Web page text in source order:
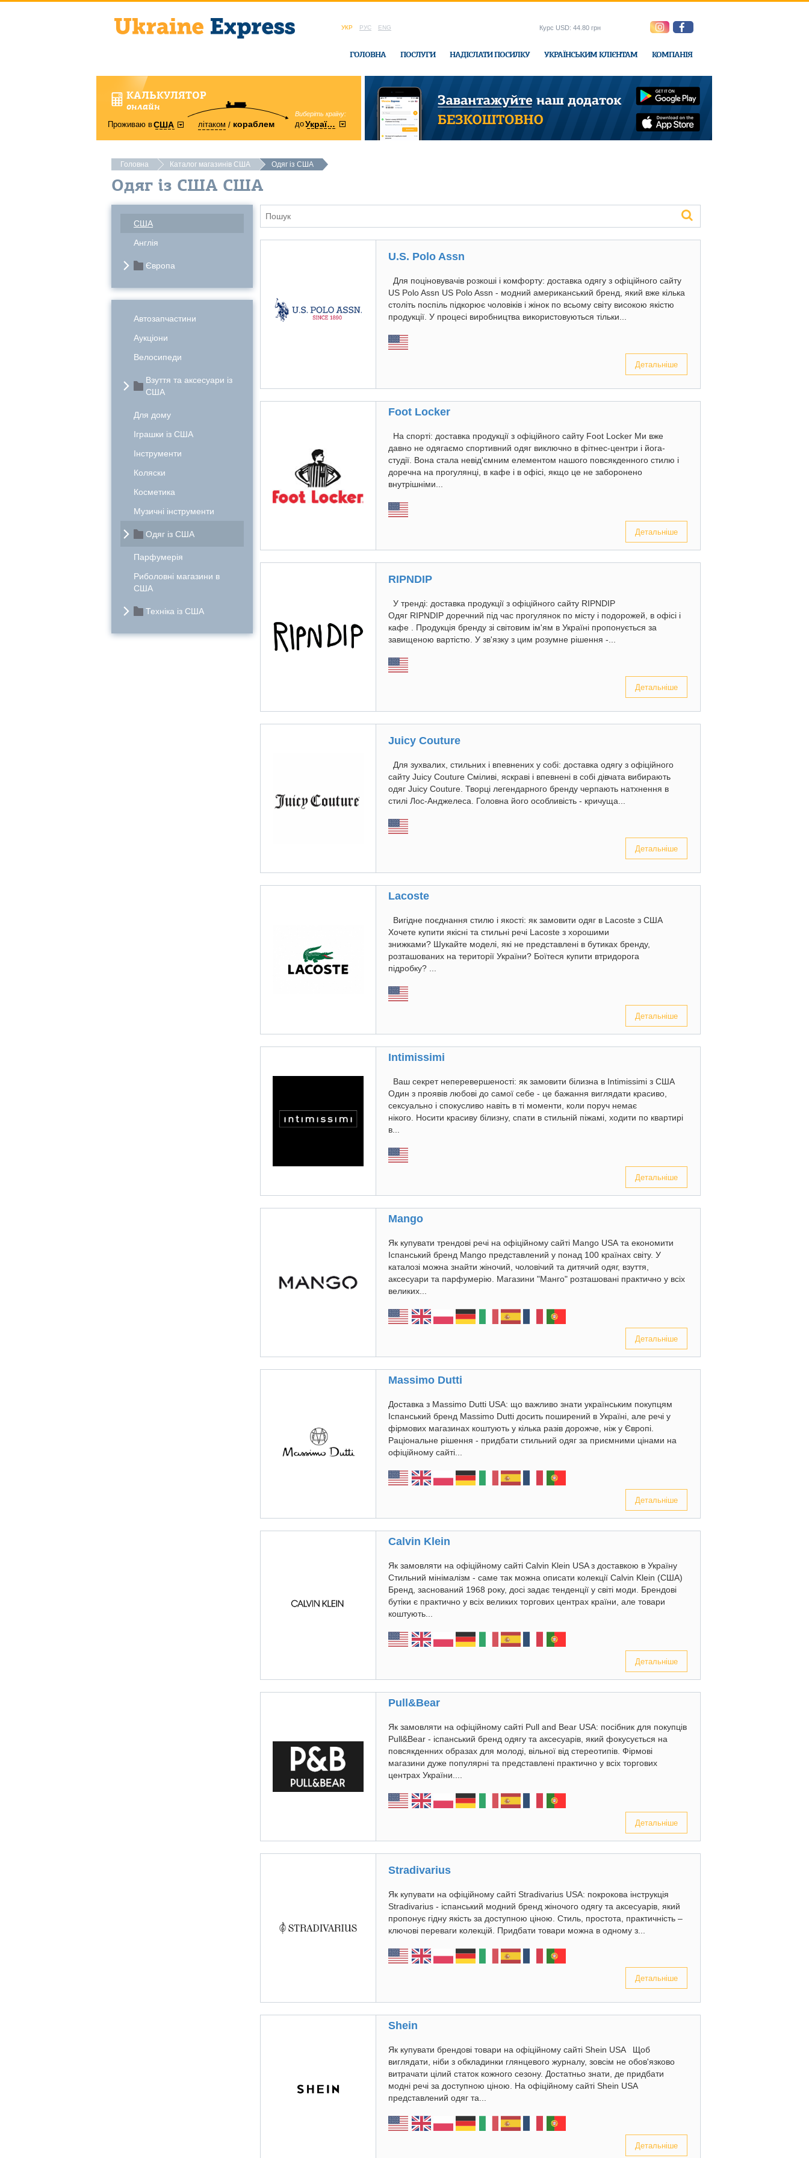
УКР РУС ENG
ГОЛОВНА ПОСЛУГИ НАДІСЛАТИ ПОСИЛКУ УКРАЇНСЬКИМ КЛІЄНТАМ КОМПАНІЯ
Курс USD: 44.80 грн
КАЛЬКУЛЯТОР
онлайн
Проживаю вСША літаком кораблем
Виберіть країну:
доУкраїни
область:
Вінницька в офісі Ukraine-Express
Головна Каталог магазинів США Одяг із США
Одяг із США США
США
Англія
Європа
Автозапчастини
Аукціони
Велосипеди
Взуття та аксесуари із
США
Для дому
Іграшки із США
Інструменти
Коляски
Косметика
Музичні інструменти
Одяг із США
Парфумерія
Риболовні магазини в
США
Техніка із США
U.S. Polo Assn
Для поціновувачів розкоші і комфорту: доставка одягу з офіційного сайту
US Polo Assn US Polo Assn - модний американський бренд, який вже кілька
століть поспіль підкорює чоловіків і жінок по всьому світу високою якістю
продукції. У процесі виробництва використовуються тільки...
Детальніше
Foot Locker
На спорті: доставка продукції з офіційного сайту Foot Locker Ми вже
давно не одягаємо спортивний одяг виключно в фітнес-центри і йога-
студії. Вона стала невід'ємним елементом нашого повсякденного стилю і
доречна на прогулянці, в кафе і в офісі, якщо це не заборонено
внутрішніми...
Детальніше
RIPNDIP
У тренді: доставка продукції з офіційного сайту RIPNDIP
Одяг RIPNDIP доречний під час прогулянок по місту і подорожей, в офісі і
кафе . Продукція бренду зі світовим ім'ям в Україні пропонується за
завищеною вартістю. У зв'язку з цим розумне рішення -...
Детальніше
Juicy Couture
Для зухвалих, стильних і впевнених у собі: доставка одягу з офіційного
сайту Juicy Couture Сміливі, яскраві і впевнені в собі дівчата вибирають
одяг Juicy Couture. Творці легендарного бренду черпають натхнення в
стилі Лос-Анджелеса. Головна його особливість - кричуща...
Детальніше
Lacoste
Вигідне поєднання стилю і якості: як замовити одяг в Lacoste з США
Хочете купити якісні та стильні речі Lacoste з хорошими
знижками? Шукайте моделі, які не представлені в бутиках бренду,
розташованих на території України? Боїтеся купити втридорога
підробку? ...
Детальніше
Intimissimi
Ваш секрет неперевершеності: як замовити білизна в Intimissimi з США
Один з проявів любові до самої себе - це бажання виглядати красиво,
сексуально і спокусливо навіть в ті моменти, коли поруч немає
нікого. Носити красиву білизну, спати в стильній піжамі, ходити по квартирі
в...
Детальніше
Mango
Як купувати трендові речі на офіційному сайті Mango USA та економити
Іспанський бренд Mango представлений у понад 100 країнах світу. У
каталозі можна знайти жіночий, чоловічий та дитячий одяг, взуття,
аксесуари та парфумерію. Магазини "Манго" розташовані практично у всіх
великих...
Детальніше
Massimo Dutti
Доставка з Massimo Dutti USA: що важливо знати українським покупцям
Іспанський бренд Massimo Dutti досить поширений в Україні, але речі у
фірмових магазинах коштують у кілька разів дорожче, ніж у Європі.
Раціональне рішення - придбати стильний одяг за приємними цінами на
офіційному сайті...
Детальніше
Calvin Klein
Як замовляти на офіційному сайті Calvin Klein USA з доставкою в Україну
Стильний мінімалізм - саме так можна описати колекції Calvin Klein (США)
Бренд, заснований 1968 року, досі задає тенденції у світі моди. Брендові
бутіки є практично у всіх великих торгових центрах країни, але товари
коштують...
Детальніше
Pull&Bear
Як замовляти на офіційному сайті Pull and Bear USA: посібник для покупців
Pull&Bear - іспанський бренд одягу та аксесуарів, який фокусується на
повсякденних образах для молоді, вільної від стереотипів. Фірмові
магазини дуже популярні та представлені практично у всіх торгових
центрах України....
Детальніше
Stradivarius
Як купувати на офіційному сайті Stradivarius USA: покрокова інструкція
Stradivarius - іспанський модний бренд жіночого одягу та аксесуарів, який
пропонує гідну якість за доступною ціною. Стиль, простота, практичність –
ключові переваги колекцій. Придбати товари можна в одному з...
Детальніше
Shein
Як купувати брендові товари на офіційному сайті Shein USA Щоб
виглядати, ніби з обкладинки глянцевого журналу, зовсім не обов'язково
витрачати цілий статок кожного сезону. Достатньо знати, де придбати
модні речі за доступною ціною. На офіційному сайті Shein USA
представлений одяг та...
Детальніше